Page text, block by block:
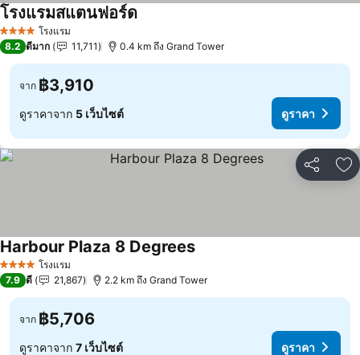
4 ดาว โรงแรม
โรงแรมสแตนฟอร์ดดูราคา
8.2 ดีมาก 11,711 0.4 km ถึง Grand Tower
จาก ฿3,910
ดูราคาจาก 5 เว็บไซต์ ดูราคา
แชร์ เ
4 ดาว โรงแรม
Harbour Plaza 8 Degreesดูราคา
7.9 ดี 21,867 2.2 km ถึง Grand Tower
จาก ฿5,706
ดูราคาจาก 7 เว็บไซต์ ดูราคา